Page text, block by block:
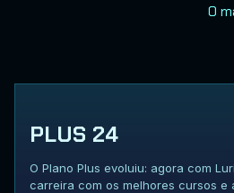
O
PLUS 24
O Plano Plus evoluiu: agora com
carreira com os melhores cursos e